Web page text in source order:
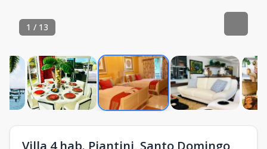
1 / 13
Villa 4 hab. Piantini, Santo Domingo